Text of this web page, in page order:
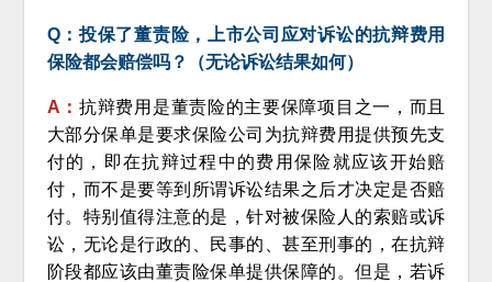
Q：投保了董责险，上市公司应对诉讼的抗辩费用
保险都会赔偿吗？（无论诉讼结果如何）
A： 抗辩费用是董责险的主要保障项目之一，而且
大部分保单是要求保险公司为抗辩费用提供预先支
付的，即在抗辩过程中的费用保险就应该开始赔
付，而不是要等到所谓诉讼结果之后才决定是否赔
付。特别值得注意的是，针对被保险人的索赔或诉
讼，无论是行政的、民事的、甚至刑事的，在抗辩
阶段都应该由董责险保单提供保障的。但是，若诉